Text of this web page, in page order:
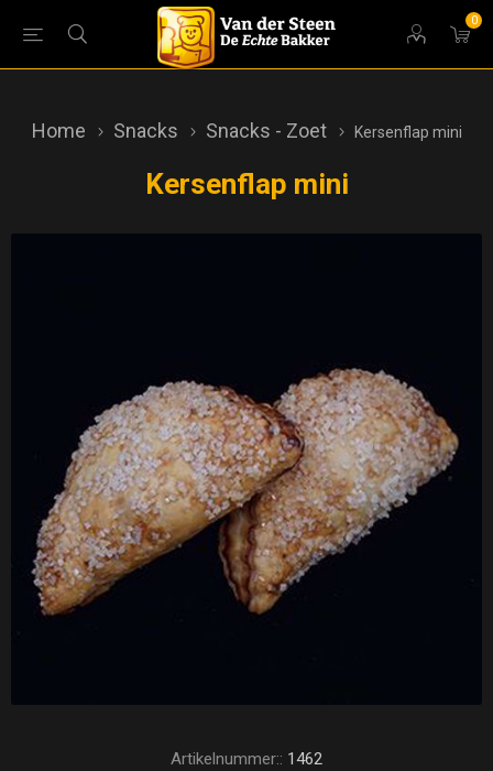
0
Home Snacks Snacks - Zoet Kersenflap mini
Kersenflap mini
Artikelnummer:: 1462